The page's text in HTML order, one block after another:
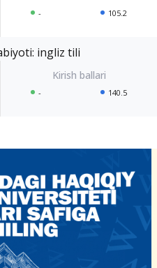
- 105.2
ingliz tili
- 140.5